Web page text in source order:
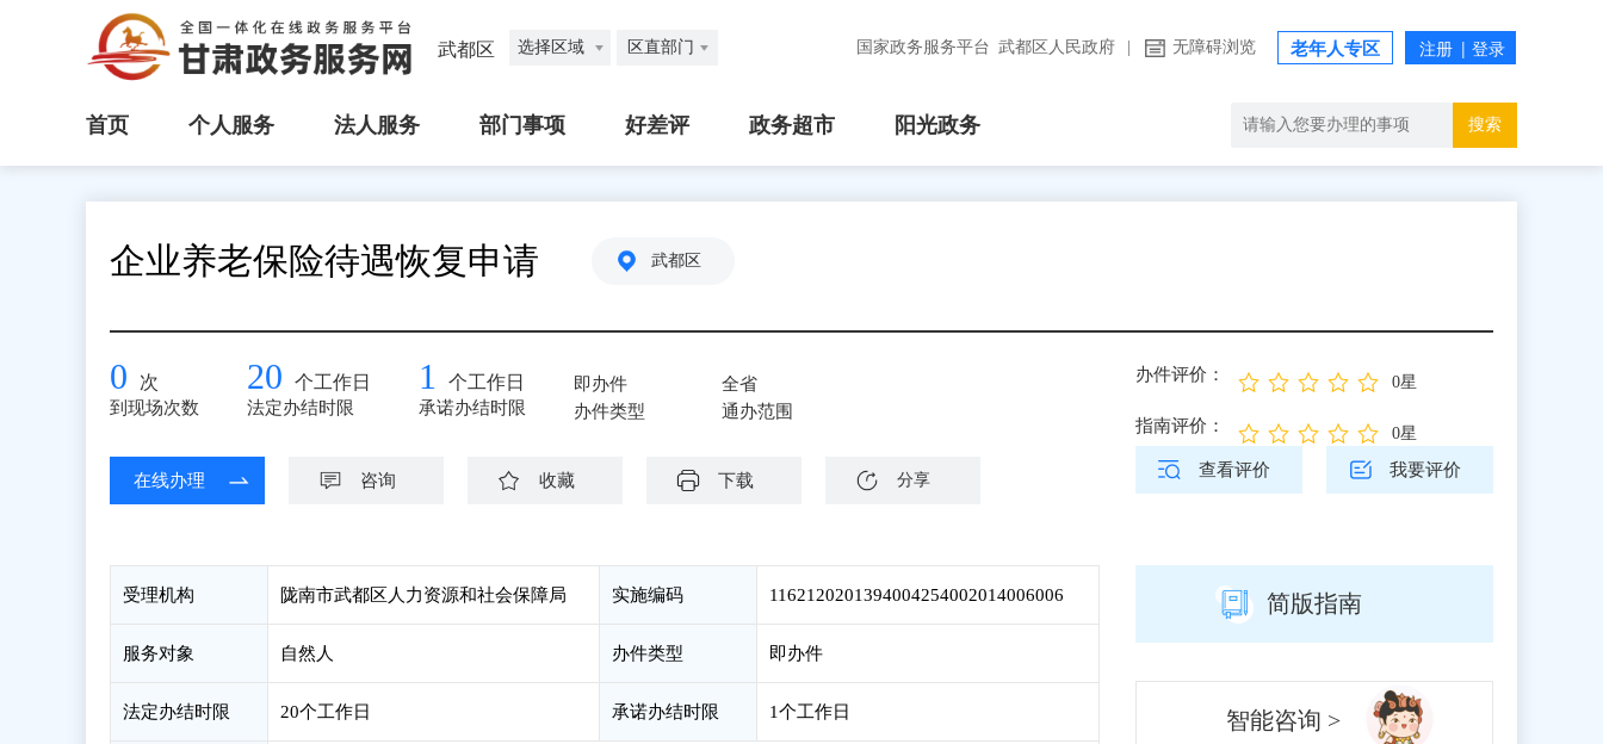
武都区 选择区域 区直部门 国家政务服务平台 武都区人民政府 无障碍浏览 老年人专区
首页 个人服务 法人服务 部门事项 好差评 政务超市 阳光政务 搜索
企业养老保险待遇恢复申请 武都区
0 次
到现场次数
20 个工作日
法定办结时限
1 个工作日
承诺办结时限
即办件
办件类型
全省
通办范围
在线办理 咨询 收藏 下载 分享
办件评价： 0星
指南评价： 0星
查看评价 我要评价
受理机构 陇南市武都区人力资源和社会保障局 实施编码 1162120201394004254002014006006
服务对象 自然人 办件类型 即办件
法定办结时限 20个工作日 承诺办结时限 1个工作日
简版指南
智能咨询 >